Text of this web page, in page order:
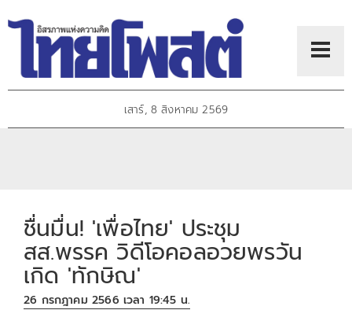
เสาร์, 8 สิงหาคม 2569
ชื่นมื่น! 'เพื่อไทย' ประชุม
สส.พรรค วิดีโอคอลอวยพรวัน
เกิด 'ทักษิณ'
26 กรกฎาคม 2566 เวลา 19:45 น.